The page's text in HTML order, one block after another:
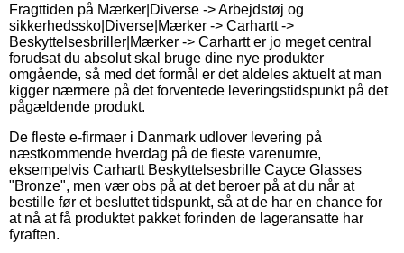
Fragttiden på Mærker|Diverse -> Arbejdstøj og
sikkerhedssko|Diverse|Mærker -> Carhartt ->
Beskyttelsesbriller|Mærker -> Carhartt er jo meget central
forudsat du absolut skal bruge dine nye produkter
omgående, så med det formål er det aldeles aktuelt at man
kigger nærmere på det forventede leveringstidspunkt på det
pågældende produkt.
De fleste e-firmaer i Danmark udlover levering på
næstkommende hverdag på de fleste varenumre,
eksempelvis Carhartt Beskyttelsesbrille Cayce Glasses
"Bronze", men vær obs på at det beroer på at du når at
bestille før et besluttet tidspunkt, så at de har en chance for
at nå at få produktet pakket forinden de lageransatte har
fyraften.